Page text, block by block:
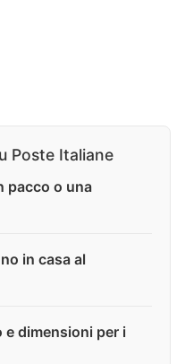
Poste Italiane
pacco o una
in casa al
e dimensioni per i